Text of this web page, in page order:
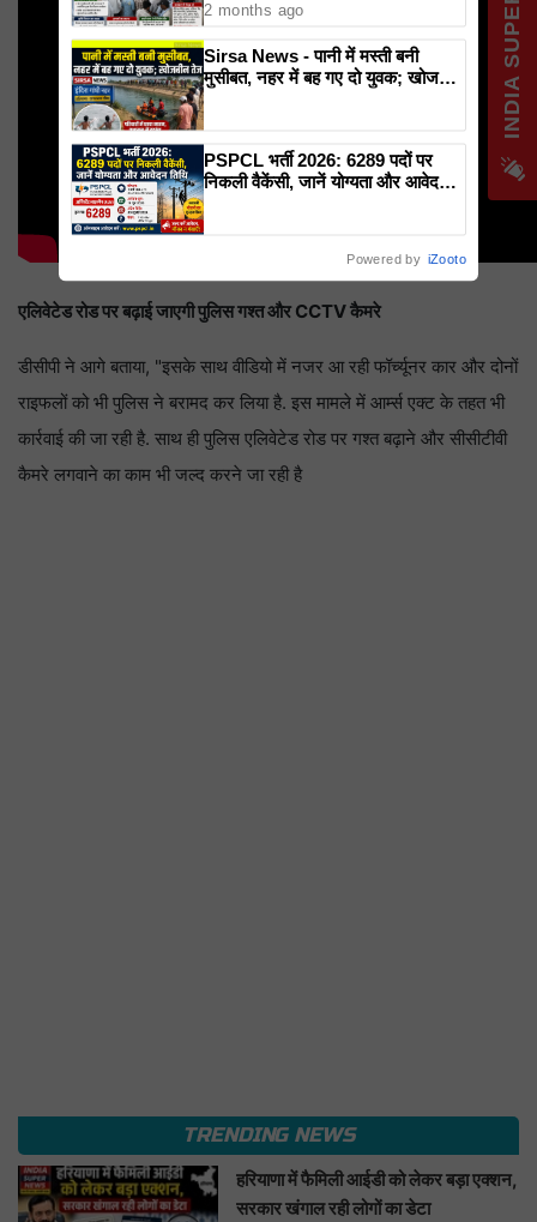
एलिवेटेड रोड पर बढ़ाई जाएगी पुलिस गश्त और CCTV कैमरे
डीसीपी ने आगे बताया, "इसके साथ वीडियो में नजर आ रही फॉर्च्यूनर कार और दोनों
राइफलों को भी पुलिस ने बरामद कर लिया है. इस मामले में आर्म्स एक्ट के तहत भी
कार्रवाई की जा रही है. साथ ही पुलिस एलिवेटेड रोड पर गश्त बढ़ाने और सीसीटीवी
कैमरे लगवाने का काम भी जल्द करने जा रही है
TRENDING NEWS
हरियाणा में फैमिली आईडी को लेकर बड़ा एक्शन,
सरकार खंगाल रही लोगों का डेटा
2 months ago
Sirsa News - पानी में मस्ती बनी
मुसीबत, नहर में बह गए दो युवक; खोजबीन
PSPCL भर्ती 2026: 6289 पदों पर
निकली वैकेंसी, जानें योग्यता और आवेदन
Powered by iZooto